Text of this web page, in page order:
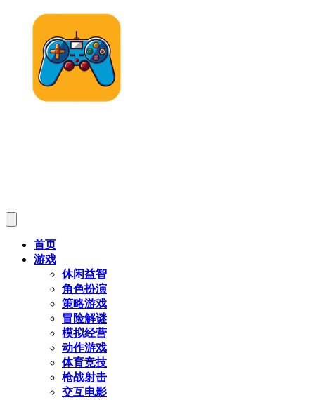
首页
游戏
休闲益智
角色扮演
策略游戏
冒险解谜
模拟经营
动作游戏
体育竞技
枪战射击
交互电影